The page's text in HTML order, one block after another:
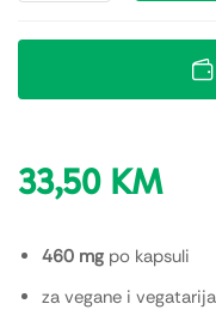
33,50 KM
460 mg po kapsuli
za vegane i